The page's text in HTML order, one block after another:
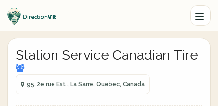
Station Service Canadian Tire
95, 2e rue Est , La Sarre, Quebec, Canada